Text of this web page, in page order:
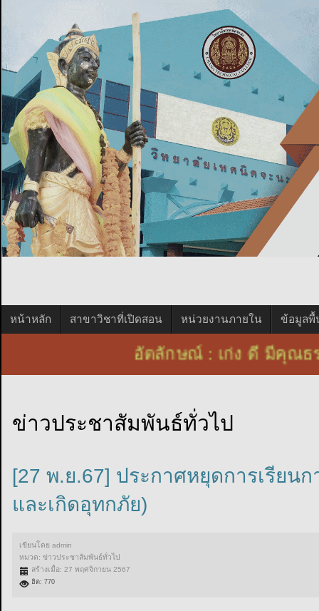
หน้าหลัก สาขาวิชาที่เปิดสอน หน่วยงานภายใน ข้อมูลพื้
อัตลักษณ์ : เก่ง ดี มีคุ
ข่าวประชาสัมพันธ์ทั่วไป
[27 พ.ย.67] ประกาศหยุดการเรียน
และเกิดอุทกภัย)
เขียนโดยadmin
หมวด:ข่าวประชาสัมพันธ์ทั่วไป
สร้างเมื่อ: 27 พฤศจิกายน 2567
ฮิต: 770